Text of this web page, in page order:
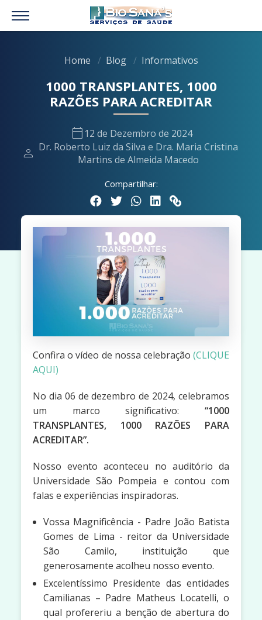
Home Blog Informativos
1000 TRANSPLANTES, 1000
RAZÕES PARA ACREDITAR
calendar_today 12 de Dezembro de 2024
person Dr. Roberto Luiz da Silva e Dra. Maria Cristina
Martins de Almeida Macedo
Compartilhar:
Confira o vídeo de nossa celebração(CLIQUE
AQUI)
No dia 06 de dezembro de 2024, celebramos
um marco significativo:“1000
TRANSPLANTES, 1000 RAZÕES PARA
ACREDITAR”.
Nosso evento aconteceu no auditório da
Universidade São Pompeia e contou com
falas e experiências inspiradoras.
Vossa Magnificência - Padre João Batista
Gomes de Lima - reitor da Universidade
São Camilo, instituição que
generosamente acolheu nosso evento.
Excelentíssimo Presidente das entidades
Camilianas – Padre Matheus Locatelli, o
qual profereriu a benção de abertura do